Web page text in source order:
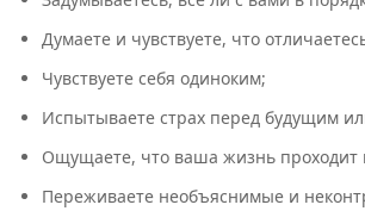
Думаете и чувствуете, что
Чувствуете себя одиноким;
Испытываете страх перед будущим
Ощущаете, что ваша жизнь проходит
Переживаете необъяснимые и